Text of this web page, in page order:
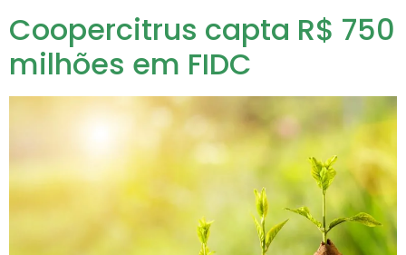
Coopercitrus capta R$ 750
milhões em FIDC